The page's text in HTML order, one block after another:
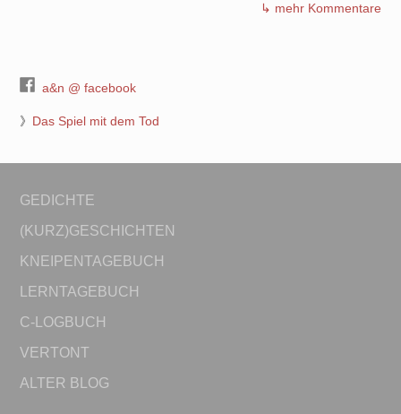
↳ mehr Kommentare
a&n @ facebook
》 Das Spiel mit dem Tod
GEDICHTE
(KURZ)GESCHICHTEN
KNEIPENTAGEBUCH
LERNTAGEBUCH
C-LOGBUCH
VERTONT
ALTER BLOG